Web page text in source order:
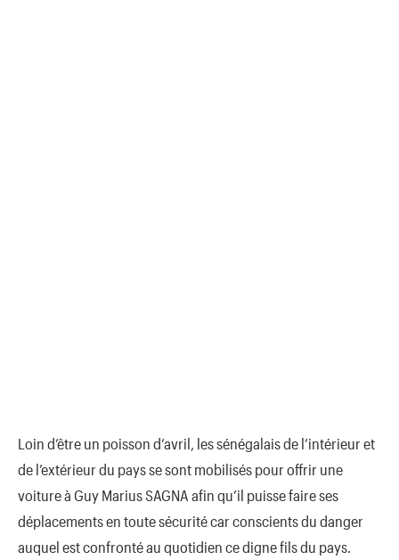
Loin d’être un poisson d’avril, les sénégalais de l’intérieur et
de l’extérieur du pays se sont mobilisés pour offrir une
voiture à Guy Marius SAGNA afin qu’il puisse faire ses
déplacements en toute sécurité car conscients du danger
auquel est confronté au quotidien ce digne fils du pays.